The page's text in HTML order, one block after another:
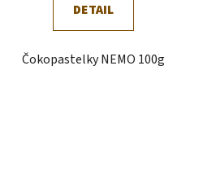
DETAIL
Čokopastelky NEMO 100g